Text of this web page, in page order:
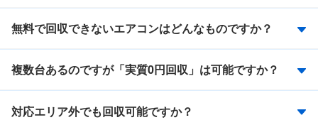
無料で回収できないエアコンはどんなものですか？
複数台あるのですが「実質0円回収」は可能ですか？
対応エリア外でも回収可能ですか？